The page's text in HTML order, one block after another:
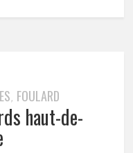
, FOULARD
haut-de-